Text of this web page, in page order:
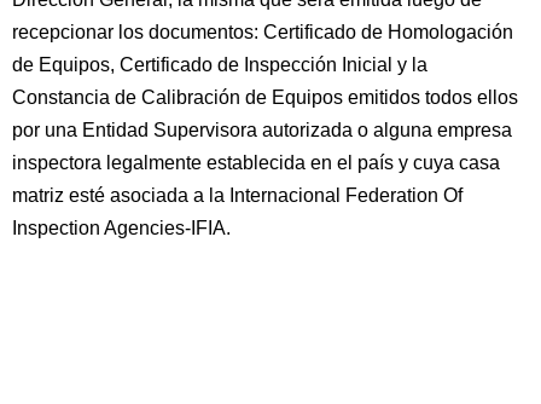
recepcionar los documentos: Certificado de Homologación
de Equipos, Certificado de Inspección Inicial y la
Constancia de Calibración de Equipos emitidos todos ellos
por una Entidad Supervisora autorizada o alguna empresa
inspectora legalmente establecida en el país y cuya casa
matriz esté asociada a la Internacional Federation Of
Inspection Agencies-IFIA.